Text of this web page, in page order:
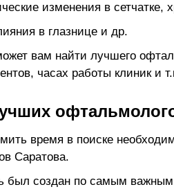
изменения в сетчатке,
в глазнице и др.
вам найти лучшего
часах работы клиник и
время в поиске
Саратова.
был создан по самым важным